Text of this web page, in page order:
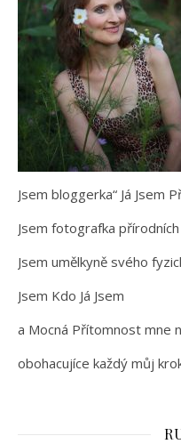
Jsem bloggerka“ Já Jsem
Jsem fotografka
Jsem umělkyně svého
Jsem Kdo Já Jsem
a Mocná Přítomnost mne
obohacujíce každý můj